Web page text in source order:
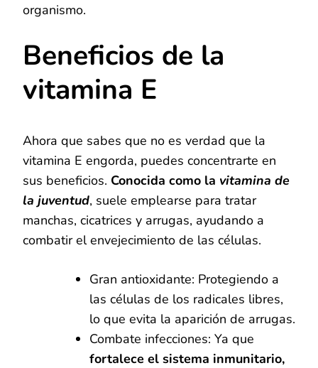
organismo.
Beneficios de la
vitamina E
Ahora que sabes que no es verdad que la
vitamina E engorda, puedes concentrarte en
sus beneficios. Conocida como la vitamina de
la juventud, suele emplearse para tratar
manchas, cicatrices y arrugas, ayudando a
combatir el envejecimiento de las células.
Gran antioxidante: Protegiendo a
las células de los radicales libres,
lo que evita la aparición de arrugas.
Combate infecciones: Ya que
fortalece el sistema inmunitario,